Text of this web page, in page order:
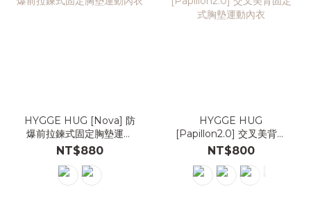
HYGGE HUG [Nova] 防
爆前拉鍊式固定胸墊運動
內衣
NT$880
HYGGE HUG
[Papillon2.0] 交叉美背固
定式胸墊運動內衣
NT$800